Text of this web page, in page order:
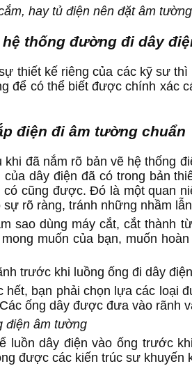
hay tủ điện nên đặt âm
thống đường đi dây
thiết kế riêng của các kỹ sư
để có thể biết được chính xác
điện đi âm tường chuẩn
khi đã nắm rõ bản vẽ hệ thống
dây điện đã có trong bản
cũng được. Đó là một quan
rõ ràng, tránh những nhầm
sao dùng máy cắt, cắt thành
muốn của bạn, muốn
trước khi luồng ống đi dây
hết, bạn phải chọn lựa các loại
ống dây được đưa vào rãnh
điện âm tường
luồn dây điện vào ống trước
được các kiến trúc sư khuyến